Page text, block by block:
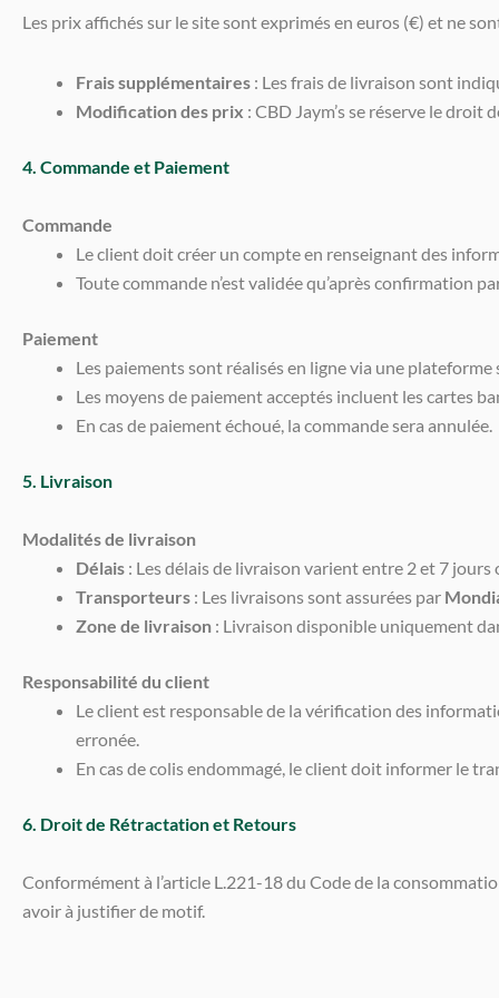
Les prix affichés sur le site sont exprimés en euros (€) et ne
Frais supplémentaires : Les frais de livraison sont
Modification des prix : CBD Jaym’s se réserve le
4. Commande et Paiement
Commande
Le client doit créer un compte en renseignant des
Toute commande n’est validée qu’après confirmation
Paiement
Les paiements sont réalisés en ligne via une plateforme
Les moyens de paiement acceptés incluent les cartes
En cas de paiement échoué, la commande sera annulée.
5. Livraison
Modalités de livraison
Délais : Les délais de livraison varient entre 2 et 7 jours
Transporteurs : Les livraisons sont assurées par
Zone de livraison : Livraison disponible uniquement
Responsabilité du client
Le client est responsable de la vérification des
erronée.
En cas de colis endommagé, le client doit informer le
6. Droit de Rétractation et Retours
Conformément à l’article L.221-18 du Code de la
avoir à justifier de motif.